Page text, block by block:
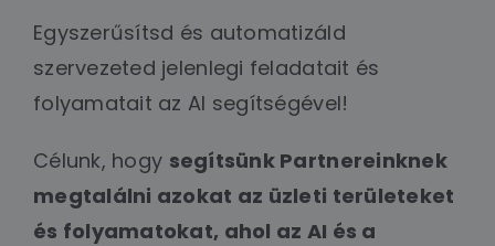
Egyszerűsítsd és automatizáld
szervezeted jelenlegi feladatait és
folyamatait az AI segítségével!
Célunk, hogy segítsünk Partnereinknek
megtalálni azokat az üzleti területeket
és folyamatokat, ahol az AI és a